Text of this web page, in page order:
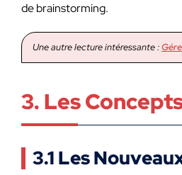
de brainstorming.
Une autre lecture intéressante :
3. Les
3.1 Les